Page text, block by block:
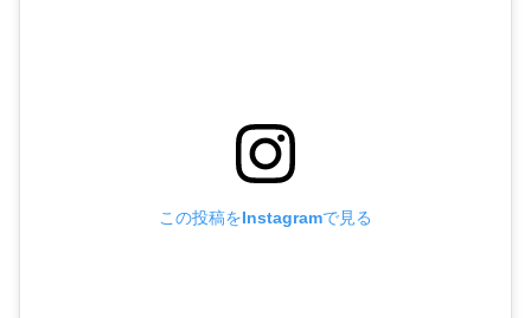
この投稿をInstagramで見る